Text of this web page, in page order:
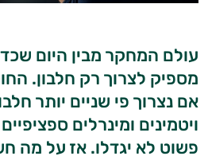
עולם המחקר מבין היום
מספיק לצרוך רק חלבון.
אם נצרוך פי שניים יותר
ויטמינים ומינרלים
פשוט לא יגדלו. אז על מה